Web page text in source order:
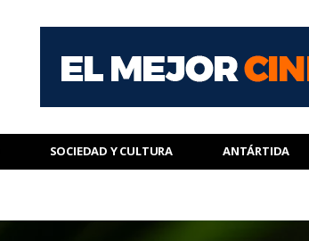
SOCIEDAD Y CULTURA ANTÁRTIDA